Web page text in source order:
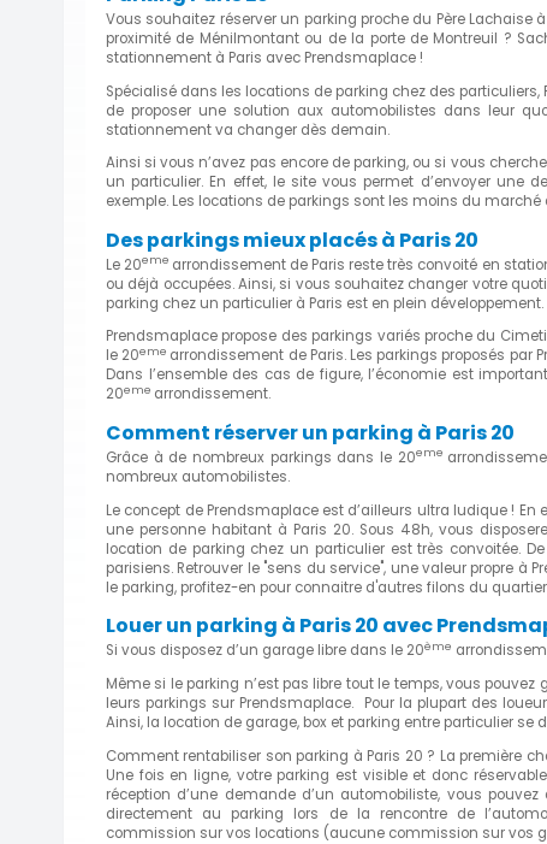
Vous souhaitez réserver un parking proche du Père
proximité de Ménilmontant ou de la porte de Montreuil ?
stationnement à Paris avec Prendsmaplace !
Spécialisé dans les locations de parking chez des
de proposer une solution aux automobilistes dans leur
stationnement va changer dès demain.
Ainsi si vous n’avez pas encore de parking, ou si vous
un particulier. En effet, le site vous permet d’envoyer une
exemple. Les locations de parkings sont les moins du marché
Des parkings mieux placés à Paris 20
Le 20eme arrondissement de Paris reste très convoité en
ou déjà occupées. Ainsi, si vous souhaitez changer votre
parking chez un particulier à Paris est en plein développement.
Prendsmaplace propose des parkings variés proche du
le 20eme arrondissement de Paris. Les parkings proposés
Dans l’ensemble des cas de figure, l’économie est
20eme arrondissement.
Comment réserver un parking à Paris 20
Grâce à de nombreux parkings dans le 20eme
nombreux automobilistes.
Le concept de Prendsmaplace est d’ailleurs ultra ludique !
une personne habitant à Paris 20. Sous 48h, vous
location de parking chez un particulier est très convoitée.
parisiens. Retrouver le "sens du service", une valeur propre à
le parking, profitez-en pour connaitre d'autres filons du
Louer un parking à Paris 20 avec
Si vous disposez d’un garage libre dans le 20ème
Même si le parking n’est pas libre tout le temps, vous
leurs parkings sur Prendsmaplace. Pour la plupart des
Ainsi, la location de garage, box et parking entre particulier se
Comment rentabiliser son parking à Paris 20 ? La première
Une fois en ligne, votre parking est visible et donc
réception d’une demande d’un automobiliste, vous
directement au parking lors de la rencontre de
commission sur vos locations (aucune commission sur vos